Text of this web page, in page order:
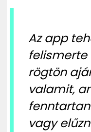
Az app
felismerte
rögtön
valamit,
vagy